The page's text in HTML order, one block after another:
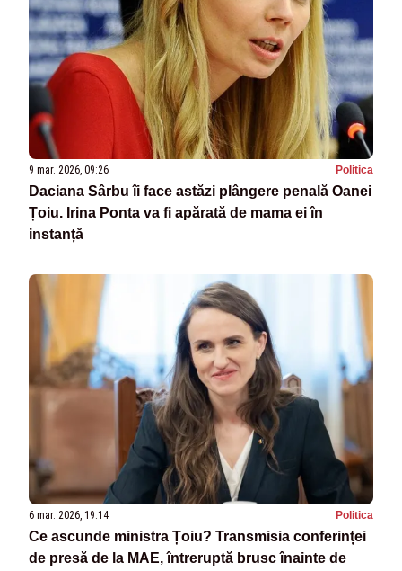
9 mar. 2026, 09:26 Politica
Daciana Sârbu îi face astăzi plângere penală Oanei
Țoiu. Irina Ponta va fi apărată de mama ei în
instanță
6 mar. 2026, 19:14 Politica
Ce ascunde ministra Țoiu? Transmisia conferinței
de presă de la MAE, întreruptă brusc înainte de